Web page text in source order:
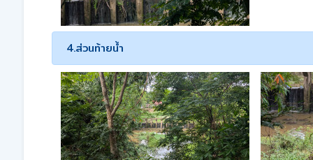
4.ส่วนท้ายน้ำ